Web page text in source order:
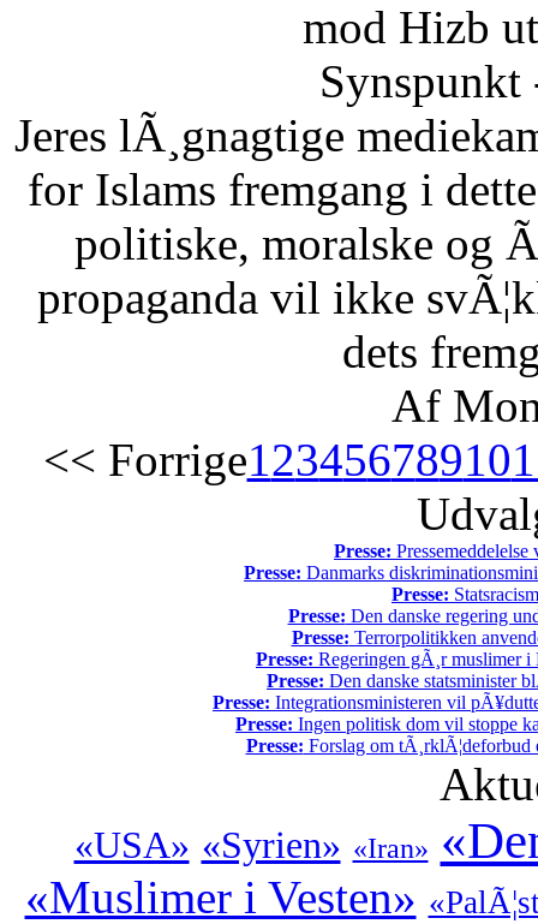
mod Hizb
Synspunkt
Jeres lÃ¸gnagtige
for Islams fremgang i
politiske, moralske og
propaganda vil ikke
dets
Af
<< Forrige12345678910
Presse:
Presse: Danmarks
Presse:
Presse: Den danske regering
Presse: Terrorpolitikken
Presse: Regeringen gÃ¸r muslimer
Presse: Den danske statsminister
Presse: Integrationsministeren vil
Presse: Ingen politisk dom vil stoppe
Presse: Forslag om tÃ¸rklÃ¦deforbud
«USA» «Syrien» «Iran»
«Muslimer i Vesten»